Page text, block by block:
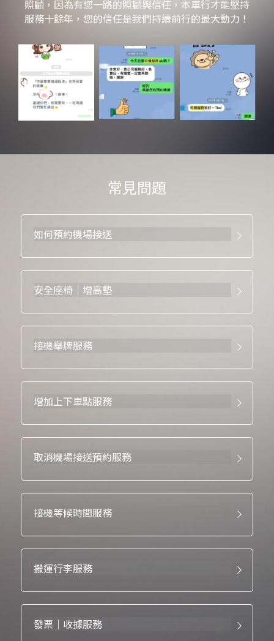
照顧 ， 因為有您一路的照顧與信任，本車行才能堅持
服務十餘年，您的信任是我們持續前行的最大動力！
常見問題
如何預約機場接送
安全座椅｜增高墊
接機舉牌服務
增加上下車點服務
取消機場接送預約服務
接機等候時間服務
搬運行李服務
發票｜收據服務